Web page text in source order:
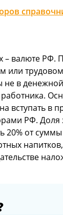
– валюте РФ.
или трудовом
не в
вступать в
РФ. Доля
от